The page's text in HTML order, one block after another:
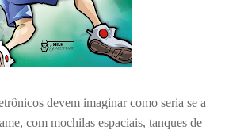
devem imaginar como seria se a
com mochilas espaciais, tanques de